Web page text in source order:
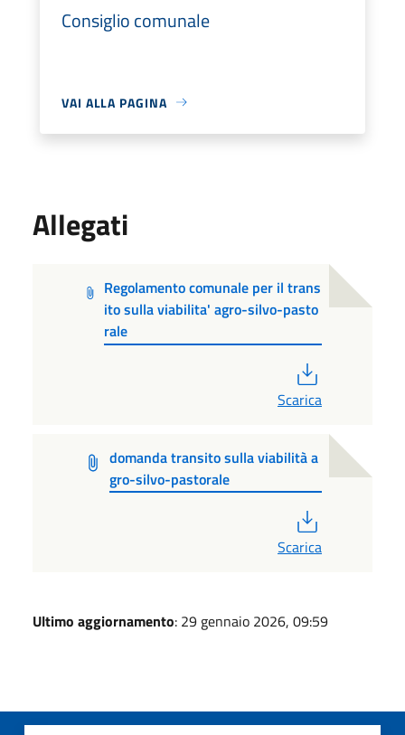
Consiglio comunale
VAI ALLA PAGINA
Allegati
Regolamento comunale per il trans
ito sulla viabilita' agro-silvo-pasto
rale
Scarica
domanda transito sulla viabilità a
gro-silvo-pastorale
Scarica
Ultimo aggiornamento: 29 gennaio 2026, 09:59